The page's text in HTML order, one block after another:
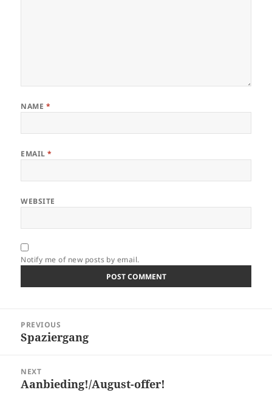
NAME *
EMAIL*
WEBSITE
Notify me of new posts by email.
navigation
PREVIOUS
Previous
Spaziergang
NEXT
Next
Aanbieding!/August-offer!